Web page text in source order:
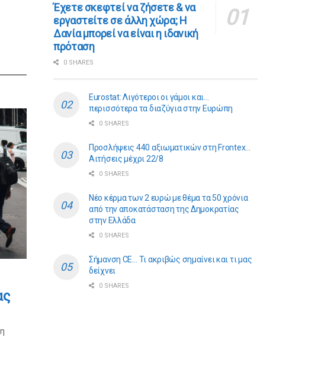
​​Έχετε σκεφτεί να ζήσετε & να
εργαστείτε σε άλλη χώρα; Η
Δανία μπορεί να είναι η ιδανική
πρόταση
0 SHARES
Eurostat: Λιγότεροι οι γάμοι και…
περισσότερα τα διαζύγια στην Ευρώπη
0 SHARES
Προσλήψεις 440 αξιωματικών στη Frontex…
Αιτήσεις μέχρι 22/8
0 SHARES
Νέο κέρμα των 2 ευρώ με θέμα τα 50 χρόνια
από την αποκατάσταση της Δημοκρατίας
στην Ελλάδα
0 SHARES
Σήμανση CE… Τι ακριβώς σημαίνει και τι μας
δείχνει
0 SHARES